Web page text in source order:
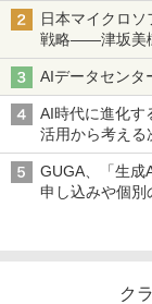
日本マイクロ
戦略――津坂美
AIデータセンタ
AI時代に進化
活用から考える
GUGA、「生
申し込みや個別
ク